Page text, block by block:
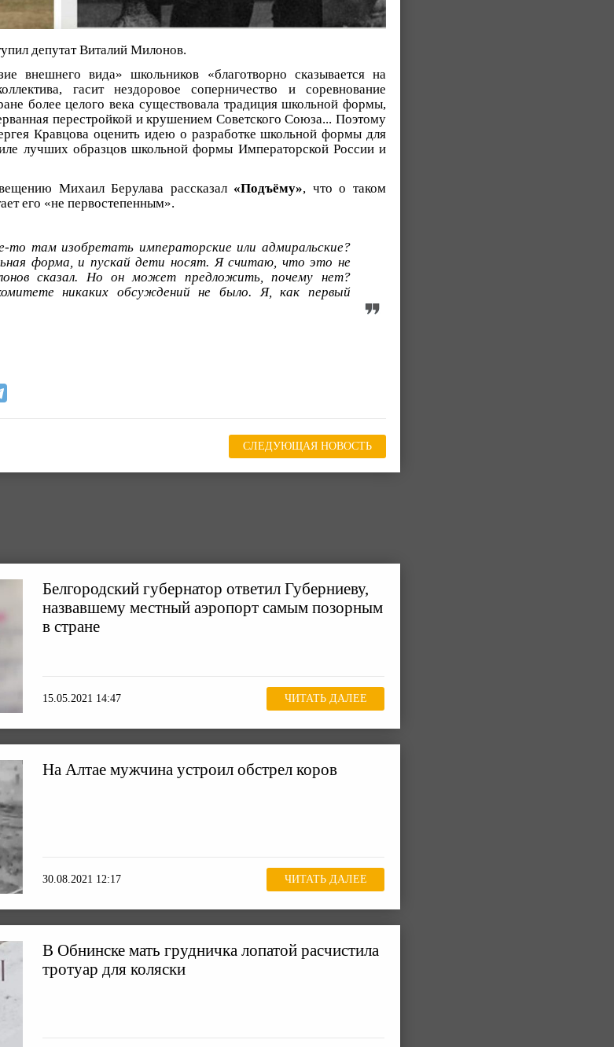
депутат Виталий Милонов.
внешнего вида» школьников «благотворно сказывается на
гасит нездоровое соперничество и соревнование
более целого века существовала традиция школьной формы,
перестройкой и крушением Советского Союза... Поэтому
Кравцова оценить идею о разработке школьной формы для
лучших образцов школьной формы Императорской России и
Михаил Берулава рассказал «Подъёму», что о таком
его «не первостепенным».
то там изобретать императорские или адмиральские?
форма, и пускай дети носят. Я считаю, что это не
сказал. Но он может предложить, почему нет?
никаких обсуждений не было. Я, как первый
СЛЕДУЮЩАЯ НОВОСТЬ
Белгородский губернатор ответил Губерниеву,
назвавшему местный аэропорт самым позорным
в стране
15.05.2021 14:47 ЧИТАТЬ ДАЛЕЕ
На Алтае мужчина устроил обстрел коров
30.08.2021 12:17 ЧИТАТЬ ДАЛЕЕ
В Обнинске мать грудничка лопатой расчистила
тротуар для коляски